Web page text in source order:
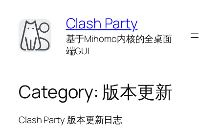
content
Clash Party
基于Mihomo内核的全桌面
端GUI
Category: 版本更新
Clash Party 版本更新日志